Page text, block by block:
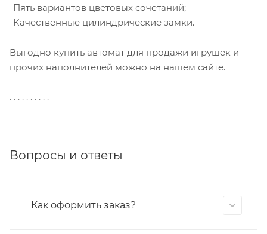
-Пять вариантов цветовых сочетаний;
-Качественные цилиндрические замки.
Выгодно купить автомат для продажи игрушек и
прочих наполнителей можно на нашем сайте.
. . . . . . . . . .
Вопросы и ответы
Как оформить заказ?